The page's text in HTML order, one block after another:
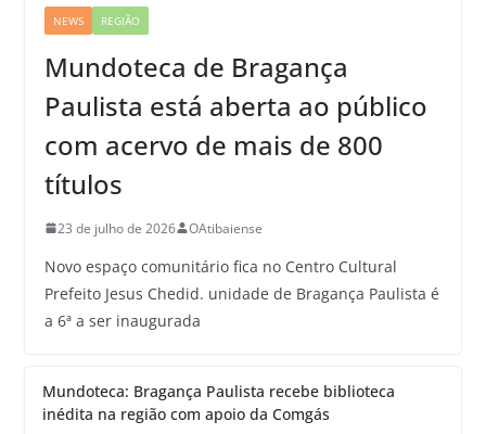
NEWS REGIÃO
Mundoteca de Bragança
Paulista está aberta ao público
com acervo de mais de 800
títulos
23 de julho de 2026 OAtibaiense
Novo espaço comunitário fica no Centro Cultural
Prefeito Jesus Chedid. unidade de Bragança Paulista é
a 6ª a ser inaugurada
Mundoteca: Bragança Paulista recebe biblioteca
inédita na região com apoio da Comgás